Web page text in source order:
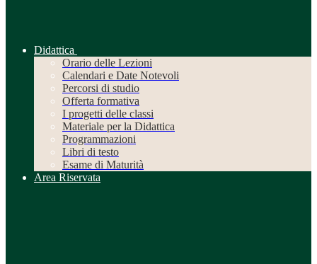
Didattica
Orario delle Lezioni
Calendari e Date Notevoli
Percorsi di studio
Offerta formativa
I progetti delle classi
Materiale per la Didattica
Programmazioni
Libri di testo
Esame di Maturità
Area Riservata